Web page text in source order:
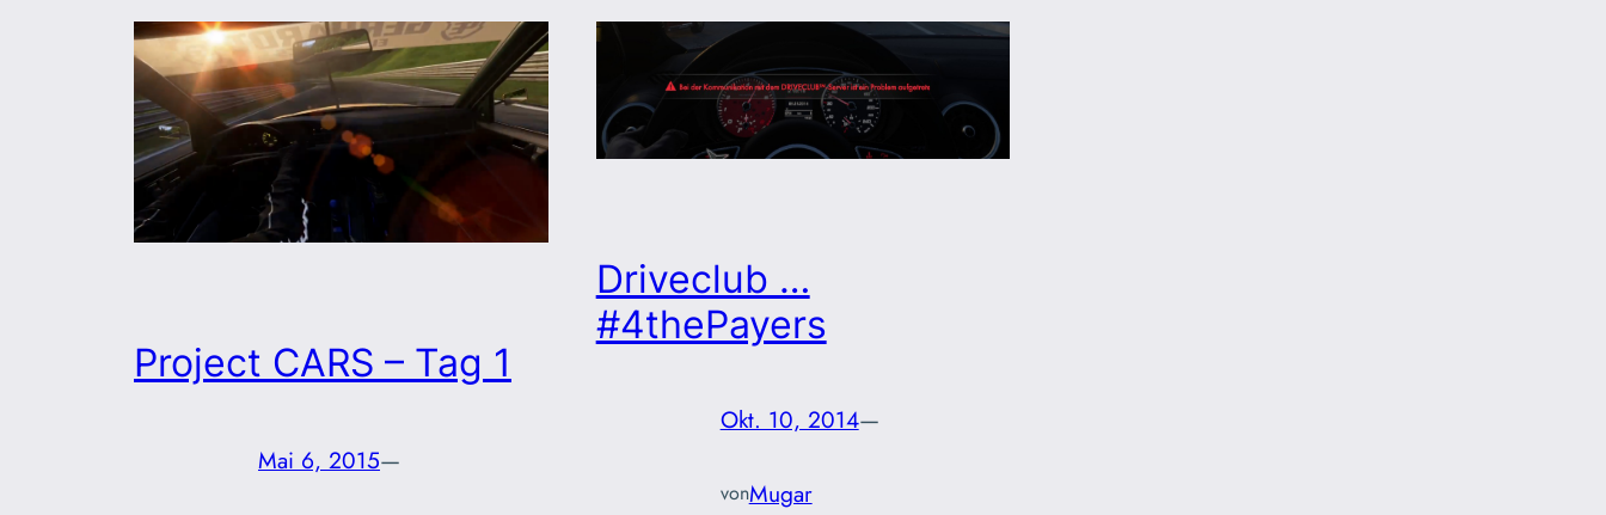
Project CARS – Tag 1
Mai 6, 2015—
Driveclub …
#4thePayers
Okt. 10, 2014—
vonMugar